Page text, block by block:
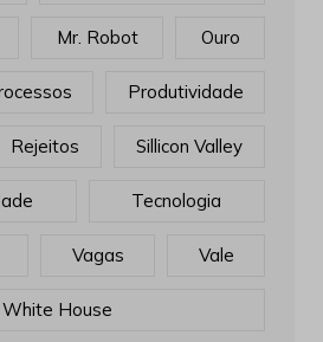
Mr. Robot Ouro
Produtividade
Rejeitos Sillicon Valley
Tecnologia
Vagas Vale
White House